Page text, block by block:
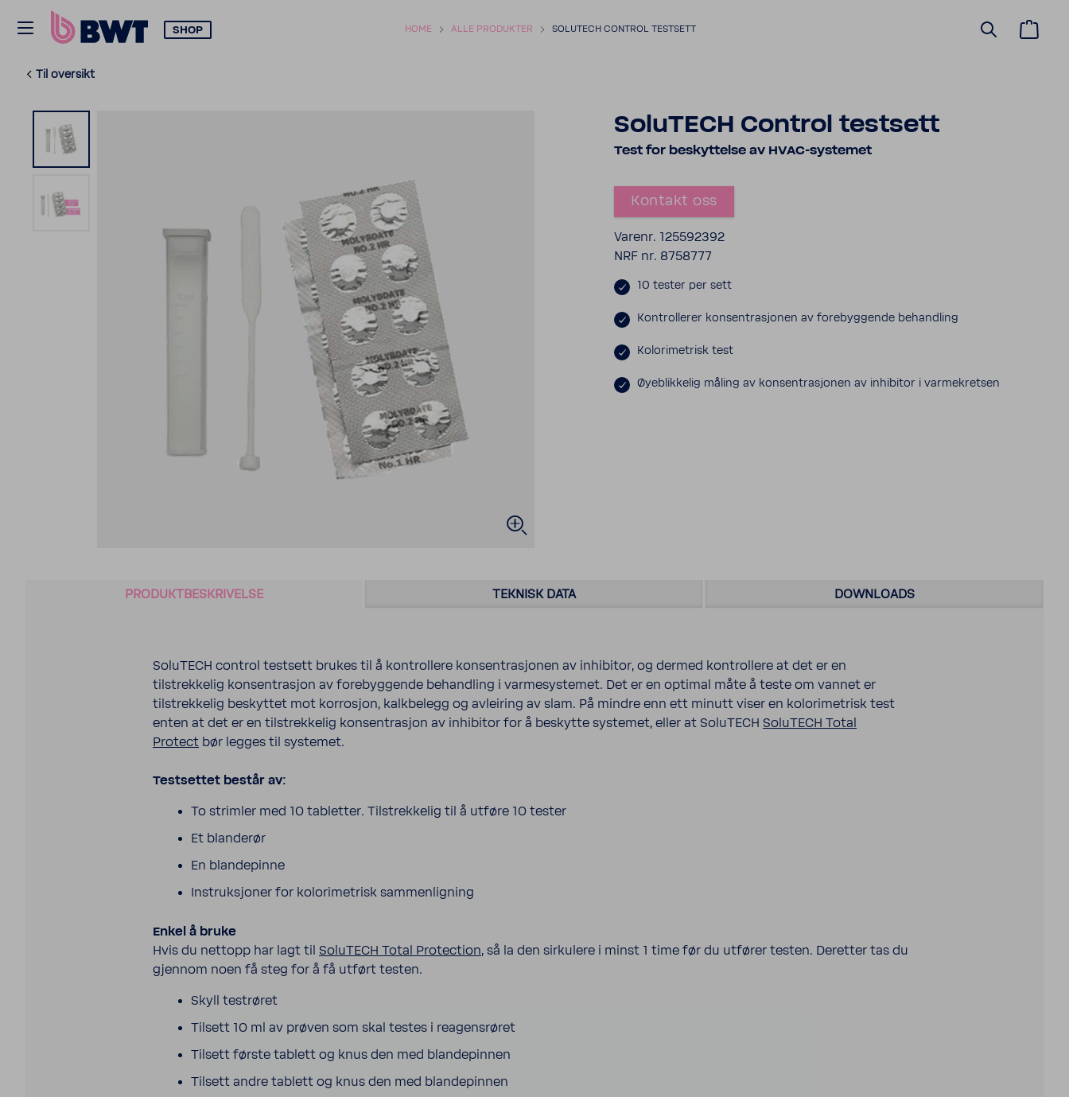
HOME ALLE PRODUKTER SOLUTECH CONTROL TESTSETT
SHOP
Til oversikt
SoluTECH Control testsett
Test for beskyttelse av HVAC-systemet
Kontakt oss
Varenr. 125592392
NRF nr. 8758777
10 tester per sett
Kontrollerer konsentrasjonen av forebyggende behandling
Kolorimetrisk test
Øyeblikkelig måling av konsentrasjonen av inhibitor i varmekretsen
PRODUKTBESKRIVELSE TEKNISK DATA DOWNLOADS
SoluTECH control testsett brukes til å kontrollere konsentrasjonen av inhibitor, og dermed kontrollere at det er en
tilstrekkelig konsentrasjon av forebyggende behandling i varmesystemet. Det er en optimal måte å teste om vannet er
tilstrekkelig beskyttet mot korrosjon, kalkbelegg og avleiring av slam. På mindre enn ett minutt viser en kolorimetrisk test
enten at det er en tilstrekkelig konsentrasjon av inhibitor for å beskytte systemet, eller at SoluTECH SoluTECH Total
Protect bør legges til systemet.
Testsettet består av:
To strimler med 10 tabletter. Tilstrekkelig til å utføre 10 tester
Et blanderør
En blandepinne
Instruksjoner for kolorimetrisk sammenligning
Enkel å bruke
Hvis du nettopp har lagt til SoluTECH Total Protection, så la den sirkulere i minst 1 time før du utfører testen. Deretter tas du
gjennom noen få steg for å få utført testen.
Skyll testrøret
Tilsett 10 ml av prøven som skal testes i reagensrøret
Tilsett første tablett og knus den med blandepinnen
Tilsett andre tablett og knus den med blandepinnen